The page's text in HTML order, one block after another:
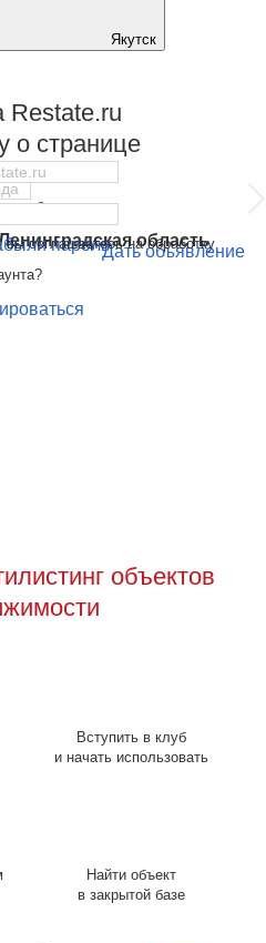
Якутск
Дать объявление
область
область
Restate.ru
пароль
объектов
Вступить в клуб
и начать использовать
Найти объект
в закрытой базе
о странице
соглашаетесь на обработку